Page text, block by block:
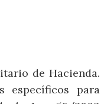
de Hacienda.
específicos para